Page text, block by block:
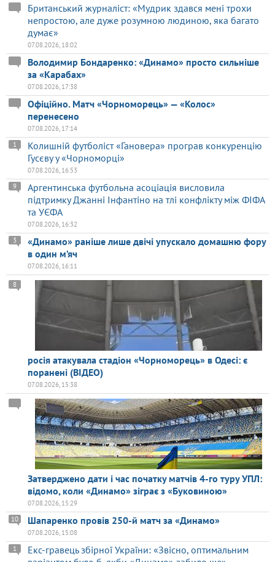
Британський журналіст: «Мудрик здався мені трохи
непростою, але дуже розумною людиною, яка багато
думає»
07.08.2026, 18:02
Володимир Бондаренко: «Динамо» просто сильніше
за «Карабах»
07.08.2026, 17:38
Офіційно. Матч «Чорноморець» — «Колос»
перенесено
07.08.2026, 17:14
Колишній футболіст «Гановера» програв конкуренцію
Гусєву у «Чорноморці»
1
07.08.2026, 16:53
Аргентинська футбольна асоціація висловила
підтримку Джанні Інфантіно на тлі конфлікту між ФІФА
та УЄФА
9
07.08.2026, 16:32
«Динамо» раніше лише двічі упускало домашню фору
в один м’яч
3
07.08.2026, 16:11
росія атакувала стадіон «Чорноморець» в Одесі: є
поранені (ВІДЕО)
8
07.08.2026, 15:38
Затверджено дати і час початку матчів 4-го туру УПЛ:
відомо, коли «Динамо» зіграє з «Буковиною»
07.08.2026, 15:29
Шапаренко провів 250-й матч за «Динамо»
10
07.08.2026, 15:08
Екс-гравець збірної України: «Звісно, оптимальним
1